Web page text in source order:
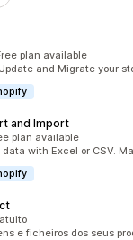
plan available
and Migrate your
and Import
plan available
data with Excel or CSV.
e ficheiros dos seus